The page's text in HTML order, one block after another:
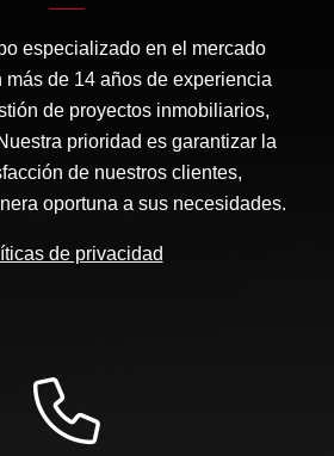
especializado en el mercado
más de 14 años de experiencia
de proyectos inmobiliarios,
prioridad es garantizar la
de nuestros clientes,
oportuna a sus necesidades.
de privacidad